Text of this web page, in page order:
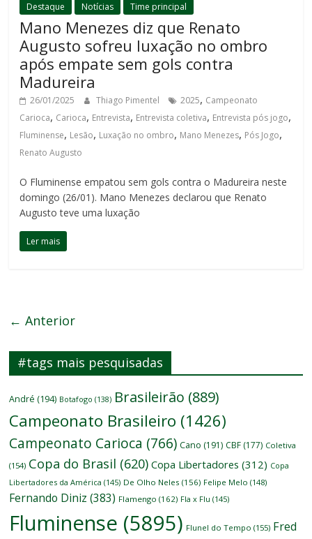
Destaque Notícias Time principal
Mano Menezes diz que Renato
Augusto sofreu luxação no ombro
após empate sem gols contra
Madureira
26/01/2025 Thiago Pimentel 2025, Campeonato
Carioca, Carioca, Entrevista, Entrevista coletiva, Entrevista pós jogo,
Fluminense, Lesão, Luxação no ombro, Mano Menezes, Pós Jogo,
Renato Augusto
O Fluminense empatou sem gols contra o Madureira neste
domingo (26/01). Mano Menezes declarou que Renato
Augusto teve uma luxação
Ler mais
← Anterior
#tags mais pesquisadas
André (194) Botafogo (138) Brasileirão (889)
Campeonato Brasileiro (1426)
Campeonato Carioca (766) Cano (191) CBF (177) Coletiva
(154) Copa do Brasil (620) Copa Libertadores (312) Copa
Libertadores da América (145) De Olho Neles (156) Felipe Melo (148)
Fernando Diniz (383) Flamengo (162) Fla x Flu (145)
Fluminense (5895) Flunel do Tempo (155) Fred